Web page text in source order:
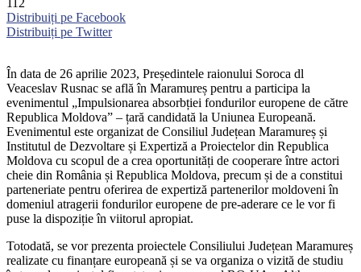
112
Distribuiți pe Facebook
Distribuiți pe Twitter
În data de 26 aprilie 2023, Președintele raionului Soroca dl
Veaceslav Rusnac se află în Maramureș pentru a participa la
evenimentul „Impulsionarea absorbției fondurilor europene de către
Republica Moldova” – țară candidată la Uniunea Europeană.
Evenimentul este organizat de Consiliul Județean Maramureș și
Institutul de Dezvoltare și Expertiză a Proiectelor din Republica
Moldova cu scopul de a crea oportunități de cooperare între actori
cheie din România și Republica Moldova, precum și de a constitui
parteneriate pentru oferirea de expertiză partenerilor moldoveni în
domeniul atragerii fondurilor europene de pre-aderare ce le vor fi
puse la dispoziție în viitorul apropiat.
Totodată, se vor prezenta proiectele Consiliului Județean Maramureș
realizate cu finanțare europeană și se va organiza o vizită de studiu